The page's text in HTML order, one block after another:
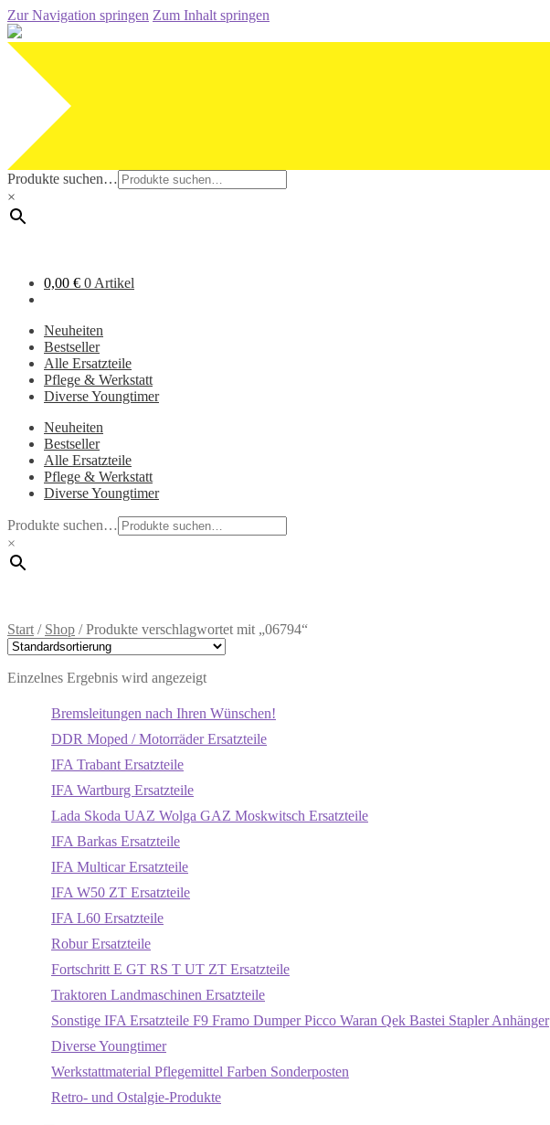
Zur Navigation springen Zum Inhalt springen
Produkte suchen…
×
0,00 € 0 Artikel
Neuheiten
Bestseller
Alle Ersatzteile
Pflege & Werkstatt
Diverse Youngtimer
Neuheiten
Bestseller
Alle Ersatzteile
Pflege & Werkstatt
Diverse Youngtimer
Produkte suchen…
×
Start / Shop /Produkte verschlagwortet mit „06794“
Einzelnes Ergebnis wird angezeigt
Bremsleitungen nach Ihren Wünschen!
DDR Moped / Motorräder Ersatzteile
IFA Trabant Ersatzteile
IFA Wartburg Ersatzteile
Lada Skoda UAZ Wolga GAZ Moskwitsch Ersatzteile
IFA Barkas Ersatzteile
IFA Multicar Ersatzteile
IFA W50 ZT Ersatzteile
IFA L60 Ersatzteile
Robur Ersatzteile
Fortschritt E GT RS T UT ZT Ersatzteile
Traktoren Landmaschinen Ersatzteile
Sonstige IFA Ersatzteile F9 Framo Dumper Picco Waran Qek Bastei Stapler Anhänger
Diverse Youngtimer
Werkstattmaterial Pflegemittel Farben Sonderposten
Retro- und Ostalgie-Produkte